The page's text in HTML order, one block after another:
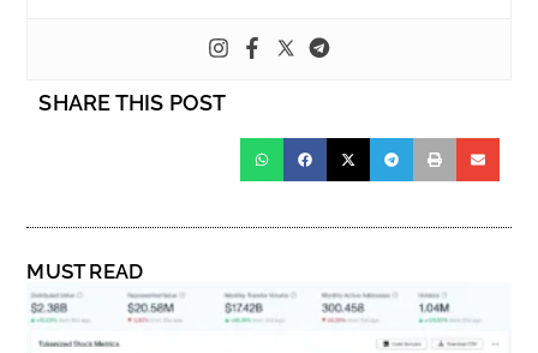
SHARE THIS POST
MUST READ